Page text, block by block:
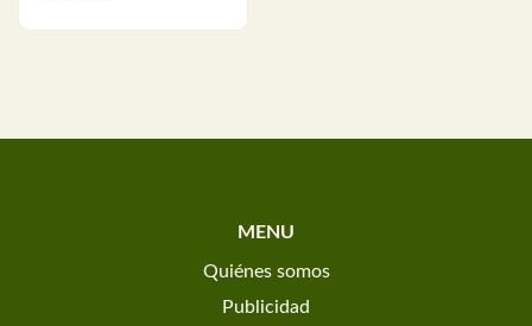
MENU
Quiénes somos
Publicidad